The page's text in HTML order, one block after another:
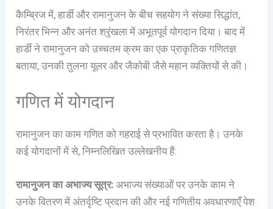
कैम्ब्रिज में, हार्डी और रामानुजन के बीच सहयोग ने संख्या सिद्धांत,
निरंतर भिन्न और अनंत श्रृंखला में अभूतपूर्व योगदान दिया। बाद में
हार्डी ने रामानुजन को उच्चतम क्रम का एक प्राकृतिक गणितज्ञ
बताया, उनकी तुलना यूलर और जैकोबी जैसे महान व्यक्तियों से की।
गणित में योगदान
रामानुजन का काम गणित को गहराई से प्रभावित करता है। उनके
कई योगदानों में से, निम्नलिखित उल्लेखनीय हैं:
रामानुजन का अभाज्य सूत्र:अभाज्य संख्याओं पर उनके काम ने
उनके वितरण में अंतर्दृष्टि प्रदान की और नई गणितीय अवधारणाएँ पेश